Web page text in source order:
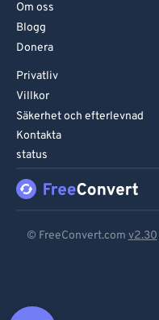
Om oss
Blogg
Donera
Privatliv
Villkor
Säkerhet och efterlevnad
Kontakta
status
© FreeConvert.com v2.30